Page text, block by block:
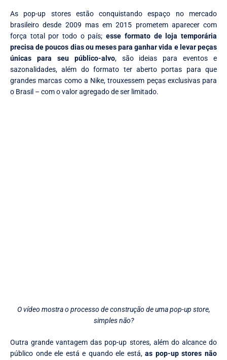
As pop-up stores estão conquistando espaço no mercado
brasileiro desde 2009 mas em 2015 prometem aparecer com
força total por todo o país;esse formato de loja temporária
precisa de poucos dias ou meses para ganhar vida e levar peças
únicas para seu público-alvo, são ideias para eventos e
sazonalidades, além do formato ter aberto portas para que
grandes marcas como a Nike, trouxessem peças exclusivas para
o Brasil – com o valor agregado de ser limitado.
O vídeo mostra o processo de construção de uma pop-up store,
simples não?
Outra grande vantagem das pop-up stores, além do alcance do
público onde ele está e quando ele está,as pop-up stores não